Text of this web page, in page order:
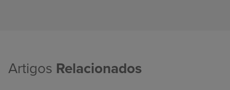
Artigos Relacionados